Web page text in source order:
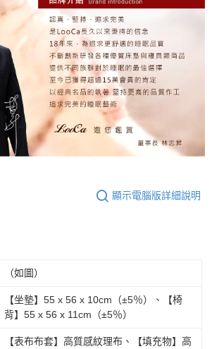
顯示電腦版詳細說明
（如圖）
【坐墊】55 x 56 x 10cm（±5％）、【椅
背】55 x 56 x 11cm（±5％）
【表布布套】高質感紋理布、【填充物】高